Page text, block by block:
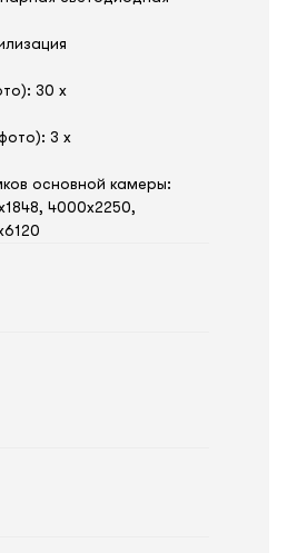
30 x
3 x
основной камеры:
4000x2250,